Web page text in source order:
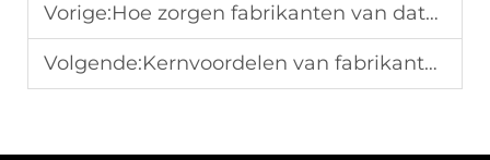
Vorige:Hoe zorgen fabrikanten van dataloggers voor nauwkeurige gegevensverzameling?
Volgende:Kernvoordelen van fabrikanten van flowmeters